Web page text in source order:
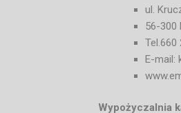
ul.
56-300
Tel.660
E-
Wypożyczalnia